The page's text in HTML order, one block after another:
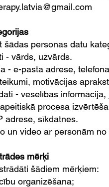
šādas personas datu
- vārds, uzvārds.
- e-pasta adrese,
motivācijas
- veselības
procesa
adrese, sīkdatnes.
un video ar personām
mērķi
šādiem mērķiem:
organizēšana;